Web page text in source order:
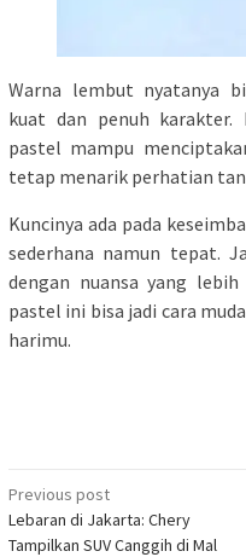
Warna lembut nyatanya
kuat dan penuh karakter.
pastel mampu
tetap menarik perhatian
Kuncinya ada pada
sederhana namun tepat.
dengan nuansa yang
pastel ini bisa jadi cara
harimu.
Post
navigation
Previous post
Lebaran di Jakarta: Chery
Tampilkan SUV Canggih di Mal